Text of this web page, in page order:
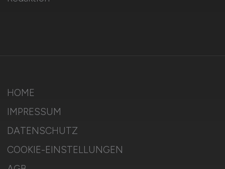
HOME
IMPRESSUM
DATENSCHUTZ
COOKIE-EINSTELLUNGEN